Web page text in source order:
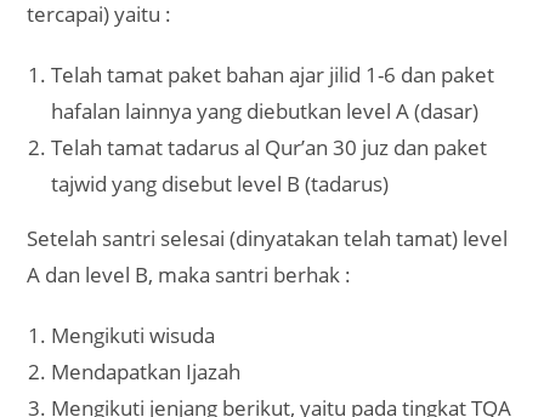
tercapai) yaitu :
Telah tamat paket bahan ajar jilid 1-6 dan paket
hafalan lainnya yang diebutkan level A (dasar)
Telah tamat tadarus al Qur’an 30 juz dan paket
tajwid yang disebut level B (tadarus)
Setelah santri selesai (dinyatakan telah tamat) level
A dan level B, maka santri berhak :
Mengikuti wisuda
Mendapatkan Ijazah
Mengikuti jenjang berikut, yaitu pada tingkat TQA